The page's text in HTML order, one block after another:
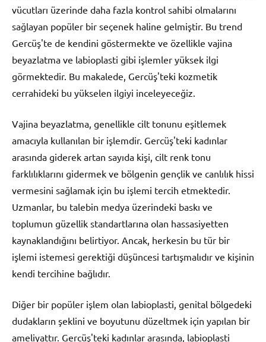
vücutları üzerinde daha fazla kontrol sahibi olmalarını
sağlayan popüler bir seçenek haline gelmiştir. Bu trend
Gercüş'te de kendini göstermekte ve özellikle vajina
beyazlatma ve labioplasti gibi işlemler yüksek ilgi
görmektedir. Bu makalede, Gercüş'teki kozmetik
cerrahideki bu yükselen ilgiyi inceleyeceğiz.
Vajina beyazlatma, genellikle cilt tonunu eşitlemek
amacıyla kullanılan bir işlemdir. Gercüş'teki kadınlar
arasında giderek artan sayıda kişi, cilt renk tonu
farklılıklarını gidermek ve bölgenin gençlik ve canlılık hissi
vermesini sağlamak için bu işlemi tercih etmektedir.
Uzmanlar, bu talebin medya üzerindeki baskı ve
toplumun güzellik standartlarına olan hassasiyetten
kaynaklandığını belirtiyor. Ancak, herkesin bu tür bir
işlemi istemesi gerektiği düşüncesi tartışmalıdır ve kişinin
kendi tercihine bağlıdır.
Diğer bir popüler işlem olan labioplasti, genital bölgedeki
dudakların şeklini ve boyutunu düzeltmek için yapılan bir
ameliyattır. Gercüş'teki kadınlar arasında, labioplasti